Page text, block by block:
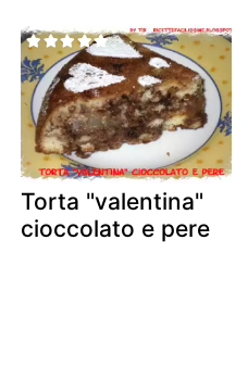
Torta "valentina"
cioccolato e pere